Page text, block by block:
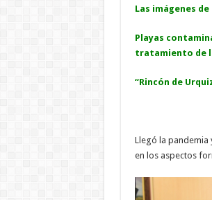
Las imágenes
Playas
tratamiento de
“Rincón de
Llegó la pandemia
en los aspectos